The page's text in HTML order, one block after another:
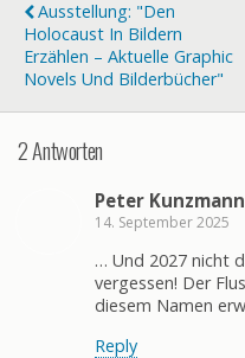
Ausstellung: "Den
Holocaust In Bildern
Erzählen – Aktuelle Graphic
Novels Und Bilderbücher"
2 Antworten
Peter Kunzmann
14. September 2025
… Und 2027 nicht
vergessen! Der
diesem Namen
Reply